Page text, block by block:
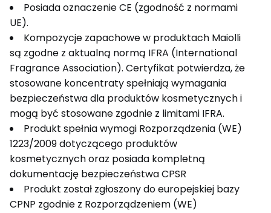
Posiada oznaczenie CE (zgodność z normami
UE).
Kompozycje zapachowe w produktach Maiolli
są zgodne z aktualną normą IFRA (International
Fragrance Association). Certyfikat potwierdza, że
stosowane koncentraty spełniają wymagania
bezpieczeństwa dla produktów kosmetycznych i
mogą być stosowane zgodnie z limitami IFRA.
Produkt spełnia wymogi Rozporządzenia (WE)
1223/2009 dotyczącego produktów
kosmetycznych oraz posiada kompletną
dokumentację bezpieczeństwa CPSR
Produkt został zgłoszony do europejskiej bazy
CPNP zgodnie z Rozporządzeniem (WE)